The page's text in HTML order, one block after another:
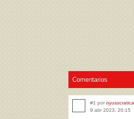
Comentarios
#1 por nyusocratica
9 abr 2023, 20:15